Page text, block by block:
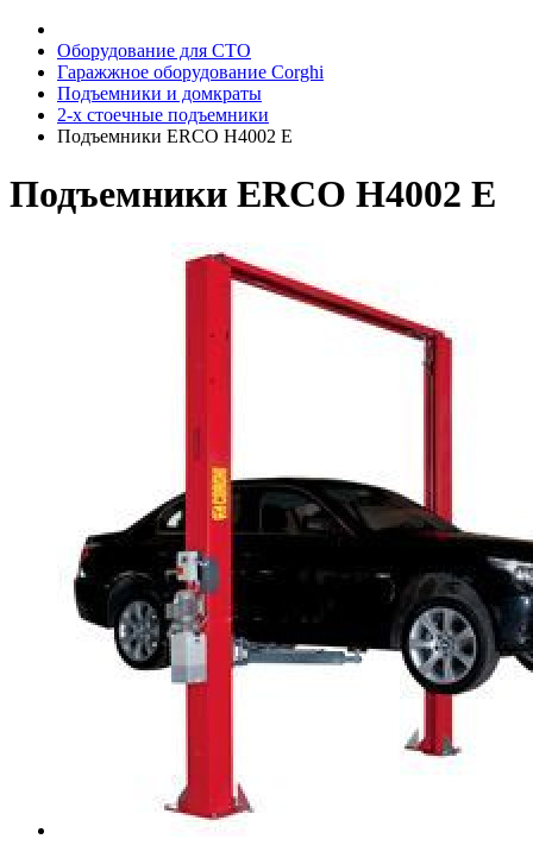
Оборудование для СТО
Гаражжное оборудование Corghi
Подъемники и домкраты
2-х стоечные подъемники
Подъемники ERCO H4002 E
Подъемники ERCO H4002 E